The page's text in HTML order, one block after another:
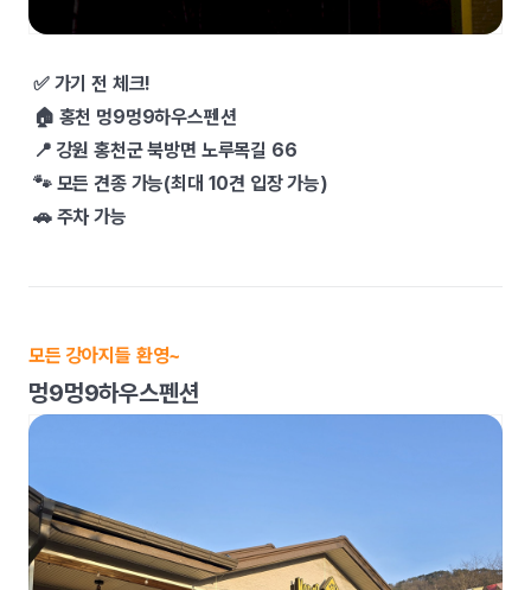
✅ 가기 전 체크!
🏠 홍천 멍9멍9하우스펜션
📍 강원 홍천군 북방면 노루목길 66
🐾 모든 견종 가능(최대 10견 입장 가능)
🚗 주차 가능
모든 강아지들 환영~
멍9멍9하우스펜션